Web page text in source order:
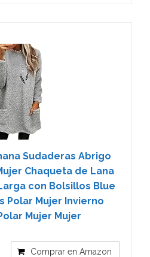
Sudaderas Abrigo
Chaqueta de Lana
con Bolsillos Blue
Polar Mujer Invierno
Mujer Mujer
Comprar en Amazon